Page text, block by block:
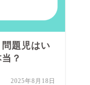
題児はい
？
2025年8月18日